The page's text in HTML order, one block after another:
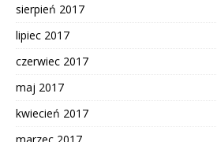
sierpień 2017
lipiec 2017
czerwiec 2017
maj 2017
kwiecień 2017